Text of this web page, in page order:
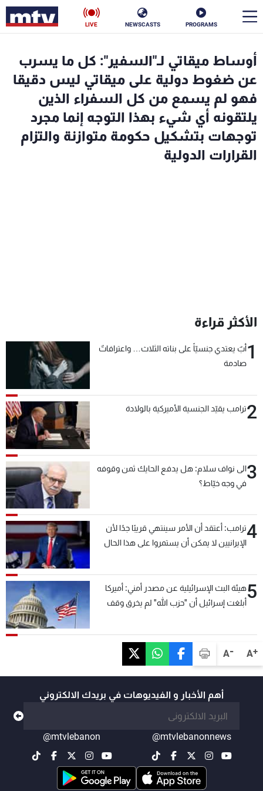
PROGRAMS
NEWSCASTS
LIVE
A+
A-
أوساط ميقاتي لـ"السفير": كل ما يسرب
عن ضغوط دولية على ميقاتي ليس دقيقا
فهو لم يسمع من كل السفراء الذين
يلتقونه أي شيء بهذا التوجه إنما مجرد
توجهات بتشكيل حكومة متوازنة والتزام
القرارات الدولية
الأكثر قراءة
1أبٌ يعتدي جنسيّاً على بناته الثلاث… واعترافاتٌ
صادمة
2ترامب يقيّد الجنسية الأميركية بالولادة
3الى نواف سلام: هل يدفع الحايك ثمن وقوفه
في وجه خيّاط؟
4ترامب: أعتقد أن الأمر سينتهي قريبًا جدًا لأن
الإيرانيين لا يمكن أن يستمروا على هذا الحال
5هيئة البث الإسرائيلية عن مصدر أمني: أميركا
أبلغت إسرائيل أن "حزب الله" لم يخرق وقف
أهم الأخبار و الفيديوهات في بريدك الالكتروني
@mtvlebanonnews
@mtvlebanon
en
الأخبار
سياسة ناس
إقتصاد فن
منوعات
الإنـتـاج
لاعلاناتكم
شروط الإسـتخدام
سياسة الخصوصية